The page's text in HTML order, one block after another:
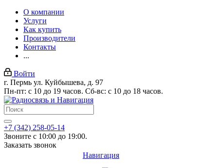
О компании
Услуги
Как купить
Производители
Контакты
...
Войти
г. Пермь ул. Куйбышева, д. 97
Пн-пт: с 10 до 19 часов. Сб-вс: с 10 до 18 часов.
+7 (342) 258-05-14
Звоните с 10:00 до 19:00.
Заказать звонок
Навигация